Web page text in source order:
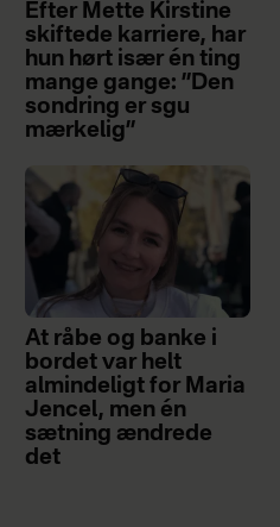
Efter Mette Kirstine
skiftede karriere, har
hun hørt især én ting
mange gange: ”Den
sondring er sgu
mærkelig”
At råbe og banke i
bordet var helt
almindeligt for Maria
Jencel, men én
sætning ændrede
det